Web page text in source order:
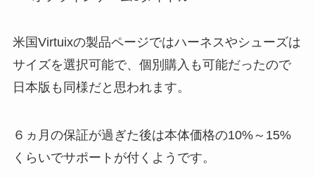
米国Virtuixの製品ページではハーネスやシューズは
サイズを選択可能で、個別購入も可能だったので
日本版も同様だと思われます。
６ヵ月の保証が過ぎた後は本体価格の10%～15%
くらいでサポートが付くようです。